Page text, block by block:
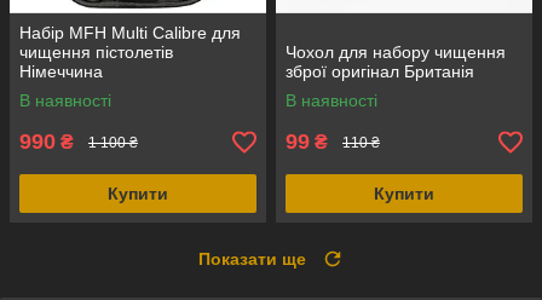
Набір MFH Multi Calibre для
чищення пістолетів
Німеччина
В наявності
990 ₴ 1 100 ₴
Купити
Чохол для набору чищення
зброї оригінал Британія
В наявності
99 ₴ 110 ₴
Купити
Показати ще